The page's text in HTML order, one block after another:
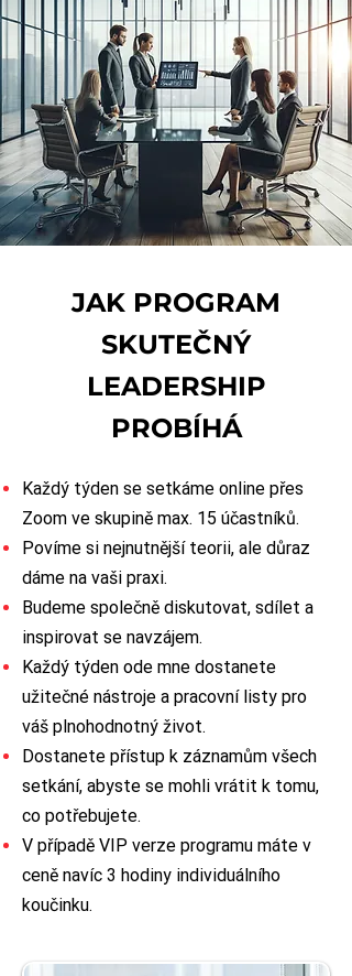
JAK PROGRAM
SKUTEČNÝ
LEADERSHIP
PROBÍHÁ
Každý týden se setkáme online přes
Zoom ve skupině max. 15 účastníků.
Povíme si nejnutnější teorii, ale důraz
dáme na vaši praxi.
Budeme společně diskutovat, sdílet a
inspirovat se navzájem.
Každý týden ode mne dostanete
užitečné nástroje a pracovní listy pro
váš plnohodnotný život.
Dostanete přístup k záznamům všech
setkání, abyste se mohli vrátit k tomu,
co potřebujete.
V případě VIP verze programu máte v
ceně navíc 3 hodiny individuálního
koučinku.